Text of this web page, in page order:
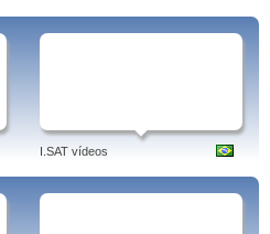
I.SAT vídeos